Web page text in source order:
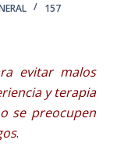
157
evitar malos
y terapia
se preocupen
.